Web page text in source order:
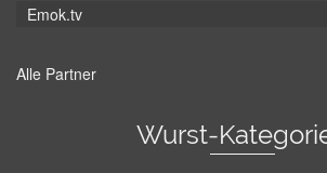
Emok.tv
Alle Partner
Wurst-